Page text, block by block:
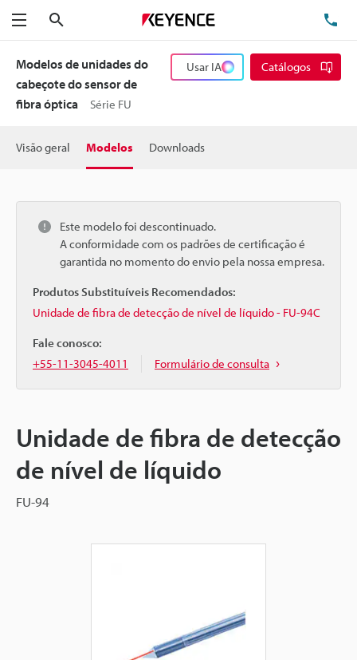
Menu
Modelos de unidades do
cabeçote do sensor de
fibra óptica
Série FU
Usar IA Catálogos
Visão geral Modelos Downloads
Este modelo foi descontinuado.
A conformidade com os padrões de certificação é
garantida no momento do envio pela nossa empresa.
Produtos Substituíveis Recomendados:
Unidade de fibra de detecção de nível de líquido - FU-94C
Fale conosco:
+55-11-3045-4011
Formulário de consulta
Unidade de fibra de detecção
de nível de líquido
FU-94